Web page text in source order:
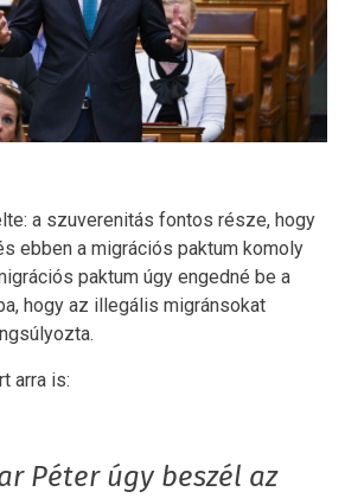
a szuverenitás fontos része, hogy
ebben a migrációs paktum komoly
paktum úgy engedné be a
hogy az illegális migránsokat
arra is:
Péter úgy beszél az